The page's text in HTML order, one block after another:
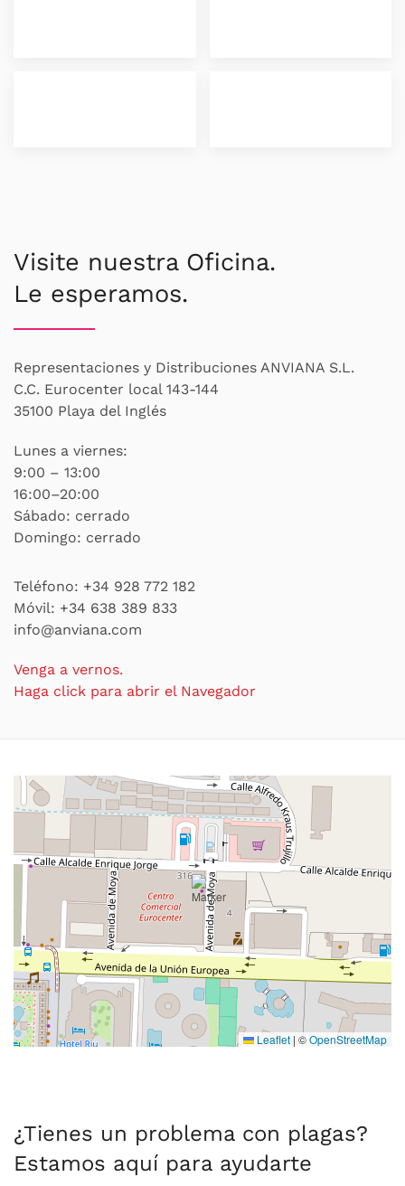
Visite nuestra Oficina.
Le esperamos.
Representaciones y Distribuciones ANVIANA S.L.
C.C. Eurocenter local 143-144
35100 Playa del Inglés
Lunes a viernes:
9:00 – 13:00
16:00–20:00
Sábado: cerrado
Domingo: cerrado
Teléfono: +34 928 772 182
Móvil: +34 638 389 833
info@anviana.com
Venga a vernos.
Haga click para abrir el Navegador
Leaflet | ©OpenStreetMap
¿Tienes un problema con plagas?
Estamos aquí para ayudarte